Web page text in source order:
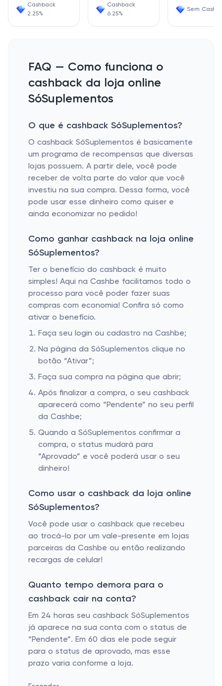
Cashback
2.25%
Cashback
6.25%
Sem
FAQ — Como funciona o
cashback da loja online
SóSuplementos
O que é cashback SóSuplementos?
O cashback SóSuplementos é basicamente
um programa de recompensas que diversas
lojas possuem. A partir dele, você pode
receber de volta parte do valor que você
investiu na sua compra. Dessa forma, você
pode usar esse dinheiro como quiser e
ainda economizar no pedido!
Como ganhar cashback na loja online
SóSuplementos?
Ter o benefício do cashback é muito
simples! Aqui na Cashbe facilitamos todo o
processo para você poder fazer suas
compras com economia! Confira só como
ativar o benefício.
Faça seu login ou cadastro na Cashbe;
Na página da SóSuplementos clique no
botão “Ativar”;
Faça sua compra na página que abrir;
Após finalizar a compra, o seu cashback
aparecerá como “Pendente” no seu perfil
da Cashbe;
Quando a SóSuplementos confirmar a
compra, o status mudará para
“Aprovado” e você poderá usar o seu
dinheiro!
Como usar o cashback da loja online
SóSuplementos?
Você pode usar o cashback que recebeu
ao trocá-lo por um vale-presente em lojas
parceiras da Cashbe ou então realizando
recargas de celular!
Quanto tempo demora para o
cashback cair na conta?
Em 24 horas seu cashback SóSuplementos
já aparece na sua conta com o status de
“Pendente”. Em 60 dias ele pode seguir
para o status de aprovado, mas esse
prazo varia conforme a loja.